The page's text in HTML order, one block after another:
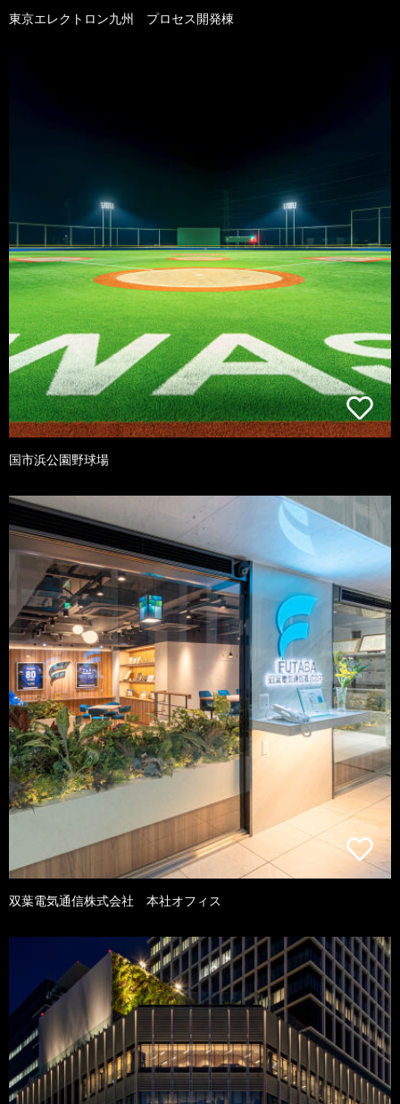
東京エレクトロン九州 プロセス開発棟
国市浜公園野球場
双葉電気通信株式会社 本社オフィス